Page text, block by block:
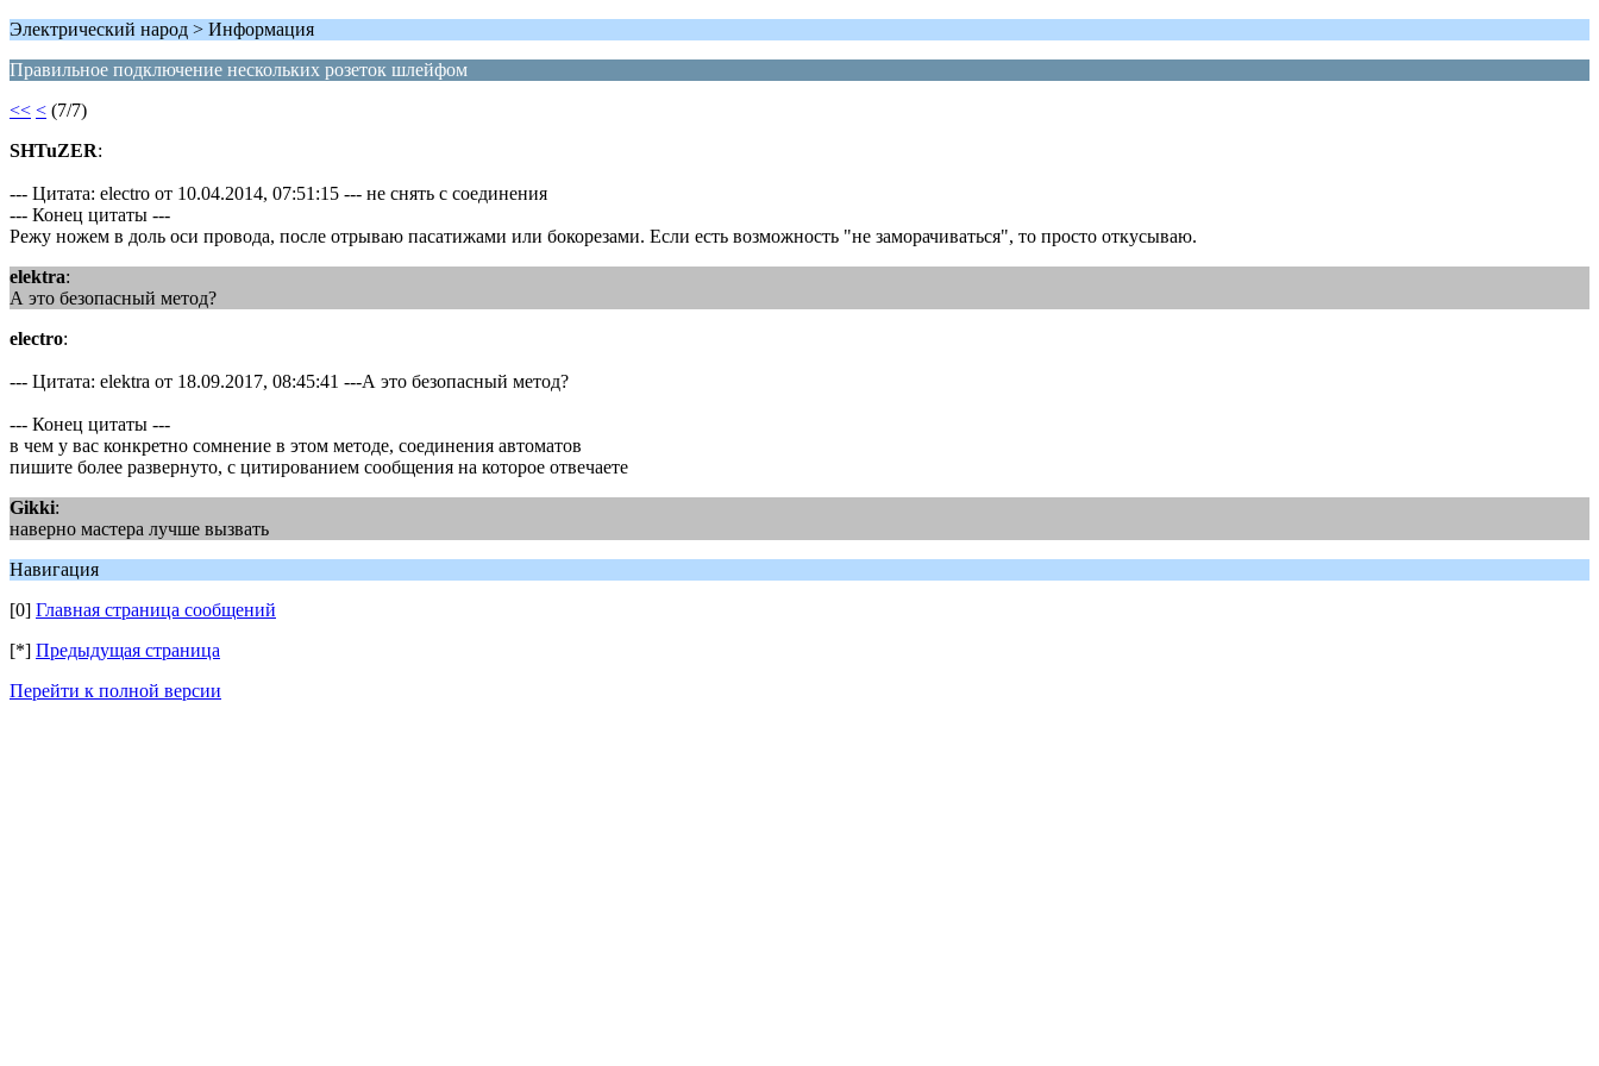
Электрический народ > Информация
Правильное подключение нескольких розеток шлейфом
<< < (7/7)
SHTuZER:
--- Цитата: electro от 10.04.2014, 07:51:15 --- не снять с соединения
--- Конец цитаты ---
Режу ножем в доль оси провода, после отрываю пасатижами или бокорезами. Если есть возможность "не заморачиваться", то просто откусываю.
elektra:
А это безопасный метод?
electro:
--- Цитата: elektra от 18.09.2017, 08:45:41 ---А это безопасный метод?
--- Конец цитаты ---
в чем у вас конкретно сомнение в этом методе, соединения автоматов
пишите более развернуто, с цитированием сообщения на которое отвечаете
Gikki:
наверно мастера лучше вызвать
Навигация
[0] Главная страница сообщений
[*] Предыдущая страница
Перейти к полной версии